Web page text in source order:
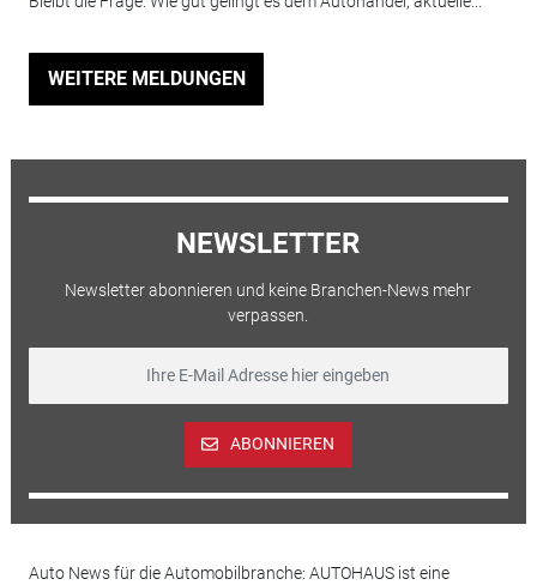
WEITERE MELDUNGEN
NEWSLETTER
Newsletter abonnieren und keine Branchen-News mehr
verpassen.
ABONNIEREN
Auto News für die Automobilbranche: AUTOHAUS ist eine